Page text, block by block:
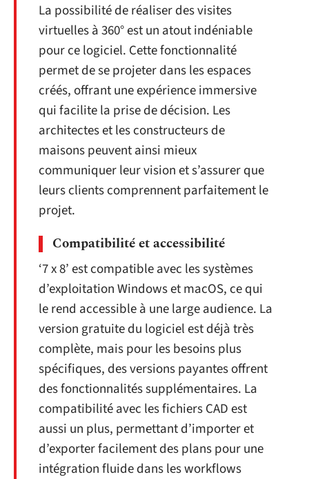
La possibilité de réaliser des visites
virtuelles à 360° est un atout indéniable
pour ce logiciel. Cette fonctionnalité
permet de se projeter dans les espaces
créés, offrant une expérience immersive
qui facilite la prise de décision. Les
architectes et les constructeurs de
maisons peuvent ainsi mieux
communiquer leur vision et s’assurer que
leurs clients comprennent parfaitement le
projet.
Compatibilité et accessibilité
‘7 x 8’ est compatible avec les systèmes
d’exploitation Windows et macOS, ce qui
le rend accessible à une large audience. La
version gratuite du logiciel est déjà très
complète, mais pour les besoins plus
spécifiques, des versions payantes offrent
des fonctionnalités supplémentaires. La
compatibilité avec les fichiers CAD est
aussi un plus, permettant d’importer et
d’exporter facilement des plans pour une
intégration fluide dans les workflows